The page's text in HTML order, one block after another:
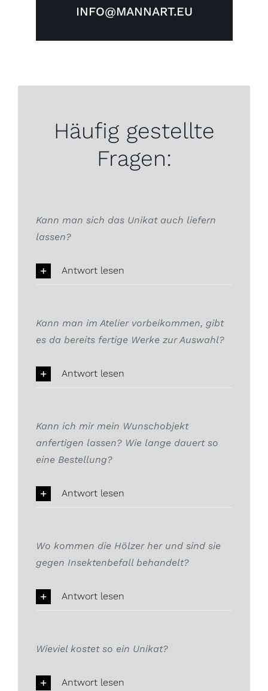
INFO@MANNART.EU
Häufig gestellte
Fragen:
Kann man sich das Unikat auch liefern
lassen?
Antwort lesen
Kann man im Atelier vorbeikommen, gibt
es da bereits fertige Werke zur Auswahl?
Antwort lesen
Kann ich mir mein Wunschobjekt
anfertigen lassen? Wie lange dauert so
eine Bestellung?
Antwort lesen
Wo kommen die Hölzer her und sind sie
gegen Insektenbefall behandelt?
Antwort lesen
Wieviel kostet so ein Unikat?
Antwort lesen